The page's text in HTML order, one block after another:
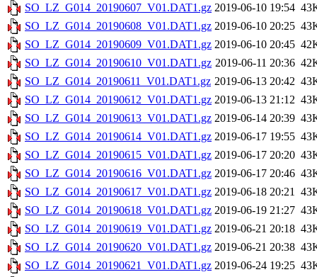
SO_LZ_G014_20190607_V01.DAT1.gz 2019-06-10 19:54
SO_LZ_G014_20190608_V01.DAT1.gz 2019-06-10 20:25
SO_LZ_G014_20190609_V01.DAT1.gz 2019-06-10 20:45
SO_LZ_G014_20190610_V01.DAT1.gz 2019-06-11 20:36
SO_LZ_G014_20190611_V01.DAT1.gz 2019-06-13 20:42
SO_LZ_G014_20190612_V01.DAT1.gz 2019-06-13 21:12
SO_LZ_G014_20190613_V01.DAT1.gz 2019-06-14 20:39
SO_LZ_G014_20190614_V01.DAT1.gz 2019-06-17 19:55
SO_LZ_G014_20190615_V01.DAT1.gz 2019-06-17 20:20
SO_LZ_G014_20190616_V01.DAT1.gz 2019-06-17 20:46
SO_LZ_G014_20190617_V01.DAT1.gz 2019-06-18 20:21
SO_LZ_G014_20190618_V01.DAT1.gz 2019-06-19 21:27
SO_LZ_G014_20190619_V01.DAT1.gz 2019-06-21 20:18
SO_LZ_G014_20190620_V01.DAT1.gz 2019-06-21 20:38
SO_LZ_G014_20190621_V01.DAT1.gz 2019-06-24 19:25